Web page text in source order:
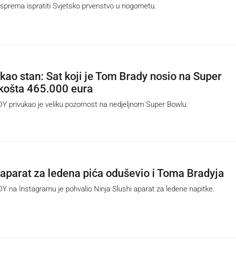
ispratiti Svjetsko prvenstvo u nogometu.
stan: Sat koji je Tom Brady nosio na Super
465.000 eura
privukao je veliku pozornost na nedjeljnom Super Bowlu.
za ledena pića oduševio i Toma Bradyja
na Instagramu je pohvalio Ninja Slushi aparat za ledene napitke.